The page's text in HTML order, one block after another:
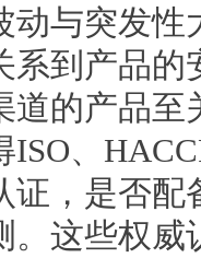
动与突发
系到产品
道的产品
、
证，是否
。这些权